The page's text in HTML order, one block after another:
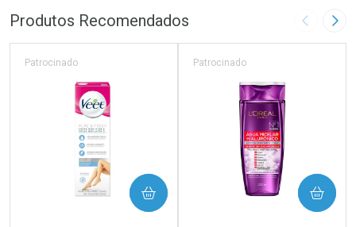
FECHAR
Laboratório
FECHAR
Por Menos Laboratório
Por Menos
Produtos Recomendados Imagem
Patrocinado
COMPRAR
Patrocinado
COMPRAR